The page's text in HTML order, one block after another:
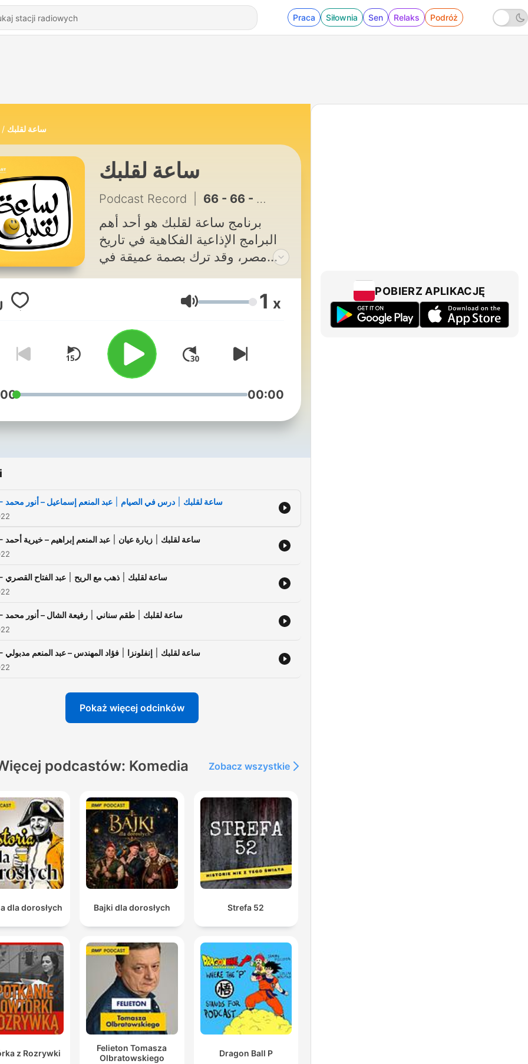
Praca Siłownia Sen Relaks Podróż
ساعة لقلبك
ساعة لقلبك
Podcast Record لقلبك ׀ درس في الصيام ׀ عبد المنعم إسماعيل – أنور محمد
برنامج ساعة لقلبك هو أحد أهم
البرامج الإذاعية الفكاهية في تاريخ
مصر، وقد ترك بصمة عميقة في
الخمسينات واستمر حتى بداية
الستينات، وحقق نجاحًا ساحقًا
Głośność 1 x
00:00
66 - ساعة لقلبك ׀ درس في الصيام ׀ عبد المنعم إسماعيل – أنور محمد
65 - ساعة لقلبك ׀ زيارة عيان ׀ عبد المنعم إبراهيم – خيرية أحمد
64 - ساعة لقلبك ׀ ذهب مع الريح ׀ عبد الفتاح القصري
63 - ساعة لقلبك ׀ طقم سناني ׀ رفيعة الشال – أنور محمد
62 - ساعة لقلبك ׀ إنفلونزا ׀ فؤاد المهندس – عبد المنعم مدبولي
Pokaż więcej odcinków
podcastów: Komedia Zobacz wszystkie
dla dorosłych Bajki dla dorosłych Strefa 52
z Rozrywki
Felieton Tomasza
Olbratowskiego
Dragon Ball P
POBIERZ APLIKACJĘ